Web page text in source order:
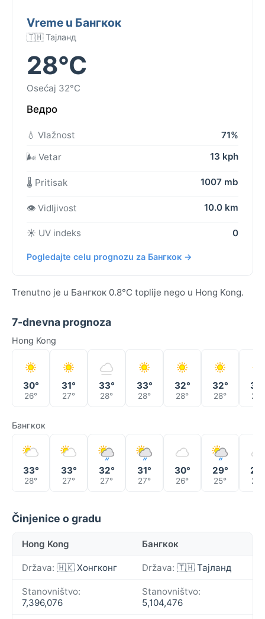
Vreme u Бангкок
🇹🇭 Тајланд
28°C
Osećaj 32°C
Ведро
💧 Vlažnost
71%
🌬️ Vetar
13 kph
🌡️ Pritisak 1007 mb
👁️ Vidljivost 10.0 km
☀️ UV indeks 0
Pogledajte celu prognozu za Бангкок →
Trenutno je u Бангкок 0.8°C toplije nego u Hong Kong.
7-dnevna prognoza
Hong Kong
30°
26°
31°
27°
33°
28°
33°
28°
32°
28°
32°
28° 28°
Бангкок
33°
28°
33°
27°
32°
27°
31°
27°
30°
26°
29°
25° 25°
Činjenice o gradu
Hong Kong Бангкок
Država: 🇭🇰 Хонгконг Država: 🇹🇭 Тајланд
Stanovništvo:
7,396,076
Stanovništvo:
5,104,476